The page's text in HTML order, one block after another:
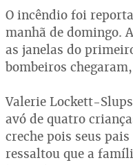
O incêndio foi
manhã de domingo.
as janelas do
bombeiros
Valerie Lockett-
avó de quatro
creche pois seus
ressaltou que a